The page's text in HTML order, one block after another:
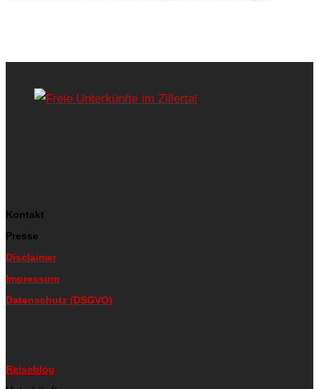
Kontakt
Presse
Disclaimer
Impressum
Datenschutz (DSGVO)
Reiseblog